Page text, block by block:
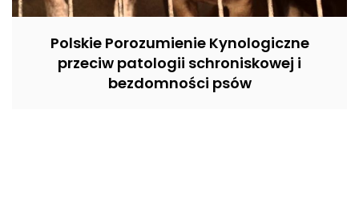
Polskie Porozumienie Kynologiczne
przeciw patologii schroniskowej i
bezdomności psów